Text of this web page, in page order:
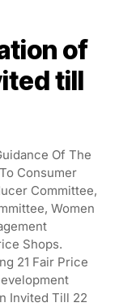
of
till
Of The
Consumer
Committee,
Women
Shops.
21 Fair Price
Invited Till 22